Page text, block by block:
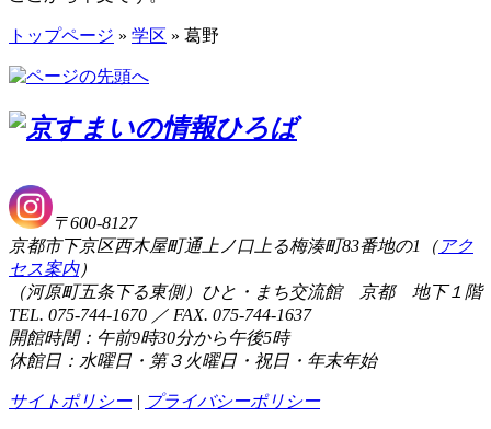
トップページ » 学区 » 葛野
〒600-8127
京都市下京区西木屋町通上ノ口上る梅湊町83番地の1（ アク
セス案内）
（河原町五条下る東側）ひと・まち交流館 京都 地下１階
TEL. 075-744-1670 ／ FAX. 075-744-1637
開館時間：午前9時30分から午後5時
休館日：水曜日・第３火曜日・祝日・年末年始
サイトポリシー| プライバシーポリシー